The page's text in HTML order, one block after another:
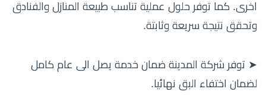
اخرى. كما توفر حلول عملية تناسب طبيعة المنازل والفنادق
وتحقق نتيجة سريعة وثابتة.
➤ توفر شركة المدينة ضمان خدمة يصل الى عام كامل
لضمان اختفاء البق نهائيا.